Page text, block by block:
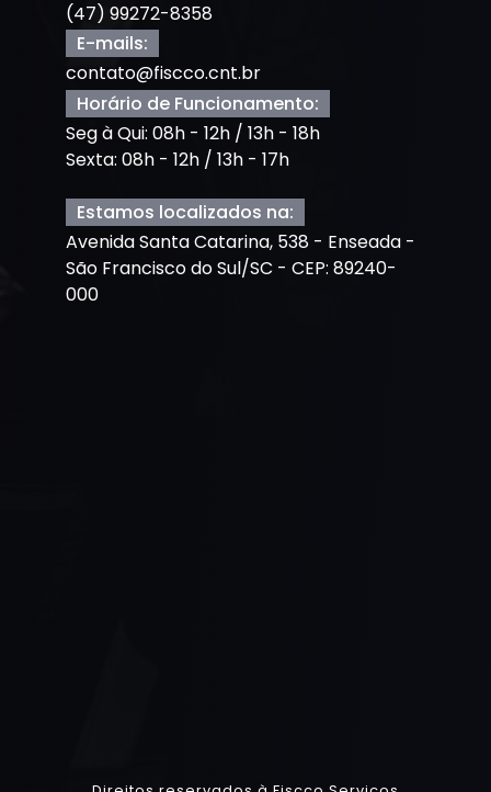
(47) 99272-8358
E-mails:
contato@fiscco.cnt.br
Horário de Funcionamento:
Seg à Qui: 08h - 12h / 13h - 18h
Sexta: 08h - 12h / 13h - 17h
Estamos localizados na:
Avenida Santa Catarina, 538 - Enseada -
São Francisco do Sul/SC - CEP: 89240-
000